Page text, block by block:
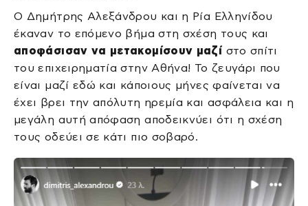
Ο Δημήτρης Αλεξάνδρου και η Ρία Ελληνίδου
έκαναν το επόμενο βήμα στη σχέση τους και
αποφάσισαν να μετακομίσουν μαζί στο σπίτι
του επιχειρηματία στην Αθήνα! Το ζευγάρι που
είναι μαζί εδώ και κάποιους μήνες φαίνεται να
έχει βρει την απόλυτη ηρεμία και ασφάλεια και η
μεγάλη αυτή απόφαση αποδεικνύει ότι η σχέση
τους οδεύει σε κάτι πιο σοβαρό.